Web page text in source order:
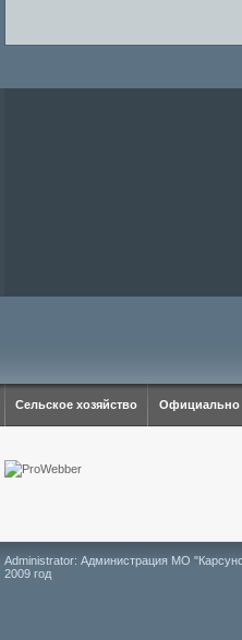
Сельское хозяйство Официально
Administrator: Администрация МО
2009 год